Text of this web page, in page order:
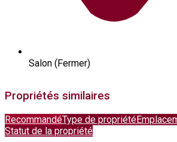
Salon (Fermer)
Propriétés similaires
RecommandéType de propriété
Statut de la propriété